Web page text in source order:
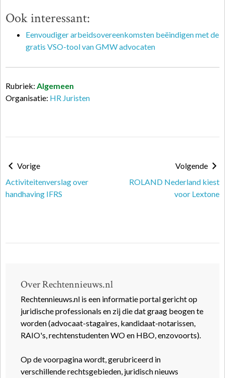
Ook interessant:
Eenvoudiger arbeidsovereenkomsten beëindigen met de
gratis VSO-tool van GMW advocaten
Rubriek: Algemeen
Organisatie: HR Juristen
Vorige
Activiteitenverslag over
handhaving IFRS
Volgende
ROLAND Nederland kiest
voor Lextone
Over Rechtennieuws.nl
Rechtennieuws.nl is een informatie portal gericht op
juridische professionals en zij die dat graag beogen te
worden (advocaat-stagaires, kandidaat-notarissen,
RAIO's, rechtenstudenten WO en HBO, enzovoorts).
Op de voorpagina wordt, gerubriceerd in
verschillende rechtsgebieden, juridisch nieuws